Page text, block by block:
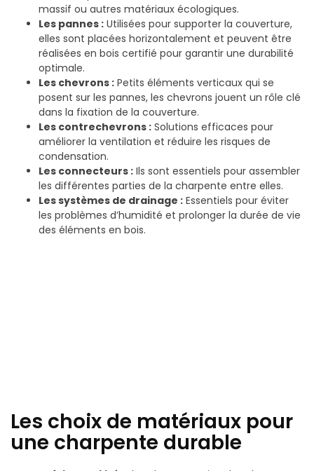
massif ou autres matériaux écologiques.
Les pannes : Utilisées pour supporter la couverture,
elles sont placées horizontalement et peuvent être
réalisées en bois certifié pour garantir une durabilité
optimale.
Les chevrons : Petits éléments verticaux qui se
posent sur les pannes, les chevrons jouent un rôle clé
dans la fixation de la couverture.
Les contrechevrons : Solutions efficaces pour
améliorer la ventilation et réduire les risques de
condensation.
Les connecteurs : Ils sont essentiels pour assembler
les différentes parties de la charpente entre elles.
Les systèmes de drainage : Essentiels pour éviter
les problèmes d’humidité et prolonger la durée de vie
des éléments en bois.
Les choix de matériaux pour
une charpente durable